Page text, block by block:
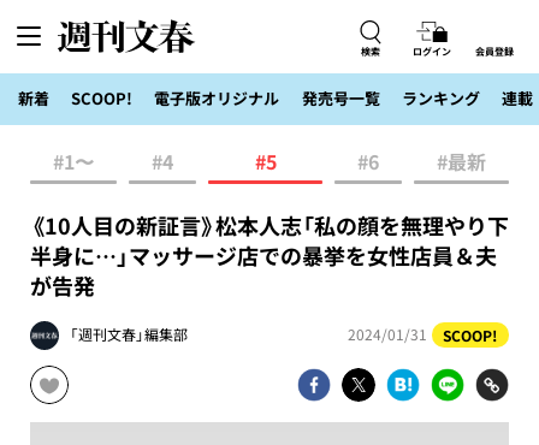
検索 ログイン 会員登録
新着 SCOOP! 電子版オリジナル 発売号一覧 ランキング 連載
#1〜 #4 #5 #6 #最新
《10人目の新証言》松本人志「私の顔を無理やり下
半身に…」マッサージ店での暴挙を女性店員＆夫
が告発
「週刊文春」編集部 2024/01/31 SCOOP!